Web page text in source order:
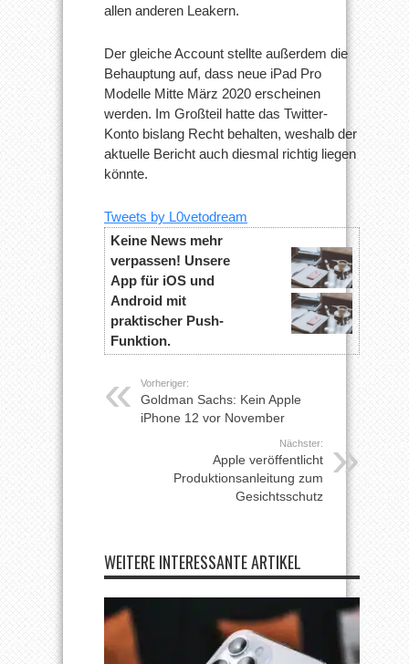
allen anderen Leakern.
Der gleiche Account stellte außerdem die
Behauptung auf, dass neue iPad Pro
Modelle Mitte März 2020 erscheinen
werden. Im Großteil hatte das Twitter-
Konto bislang Recht behalten, weshalb der
aktuelle Bericht auch diesmal richtig liegen
könnte.
Tweets by L0vetodream
Keine News mehr
verpassen! Unsere
App für iOS und
Android mit
praktischer Push-
Funktion.
Vorheriger:
Goldman Sachs: Kein Apple
iPhone 12 vor November
Nächster:
Apple veröffentlicht
Produktionsanleitung zum
Gesichtsschutz
WEITERE INTERESSANTE ARTIKEL